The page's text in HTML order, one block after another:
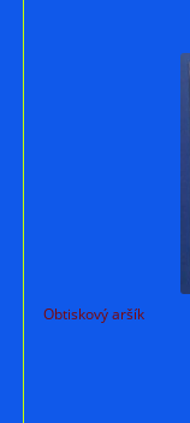
Obtiskový aršík